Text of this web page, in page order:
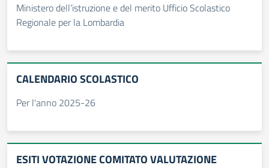
Ministero dell’istruzione e del merito Ufficio Scolastico
Regionale per la Lombardia
CALENDARIO SCOLASTICO
Per l'anno 2025-26
ESITI VOTAZIONE COMITATO VALUTAZIONE